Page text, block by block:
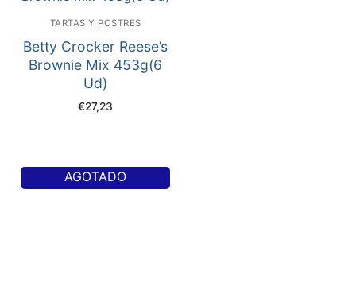
TARTAS Y POSTRES
Betty Crocker Reese’s
Brownie Mix 453g(6
Ud)
€27,23
AGOTADO